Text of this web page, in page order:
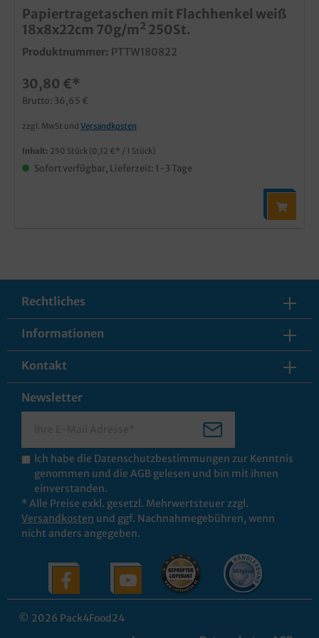
Papiertragetaschen mit Flachhenkel weiß
18x8x22cm 70g/m² 250St.
Produktnummer: PTTW180822
30,80 €*
Brutto: 36,65 €
zzgl. MwSt und Versandkosten
Inhalt: 250 Stück (0,12 €* / 1 Stück)
Sofort verfügbar, Lieferzeit: 1-3 Tage
Rechtliches
Informationen
Kontakt
Newsletter
Ich habe die Datenschutzbestimmungen zur Kenntnis
genommen und die AGB gelesen und bin mit ihnen
einverstanden.
* Alle Preise exkl. gesetzl. Mehrwertsteuer zzgl.
Versandkosten und ggf. Nachnahmegebühren, wenn
nicht anders angegeben.
© 2026 Pack4Food24